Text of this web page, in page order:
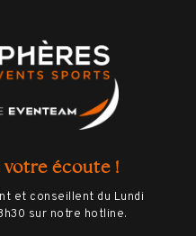
Voyages vous
et sur-mesure dans la
est la spécialiste à votre
de votre projet, pour un
votre écoute !
et conseillent du Lundi
sur notre hotline.